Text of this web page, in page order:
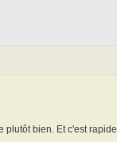
bien. Et c'est rapide.